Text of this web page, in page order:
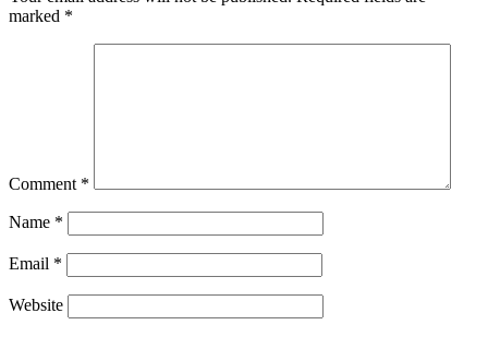
marked *
Comment *
Name *
Email *
Website